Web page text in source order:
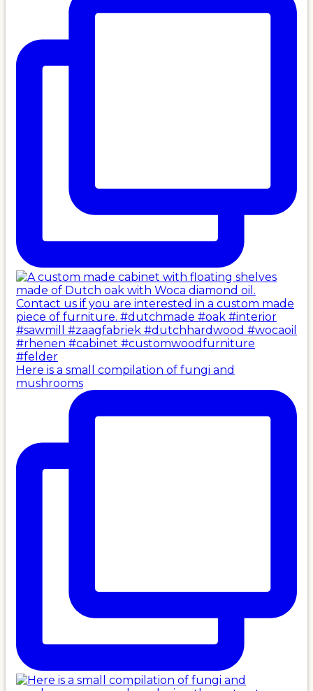
Here is a small compilation of fungi and
mushrooms